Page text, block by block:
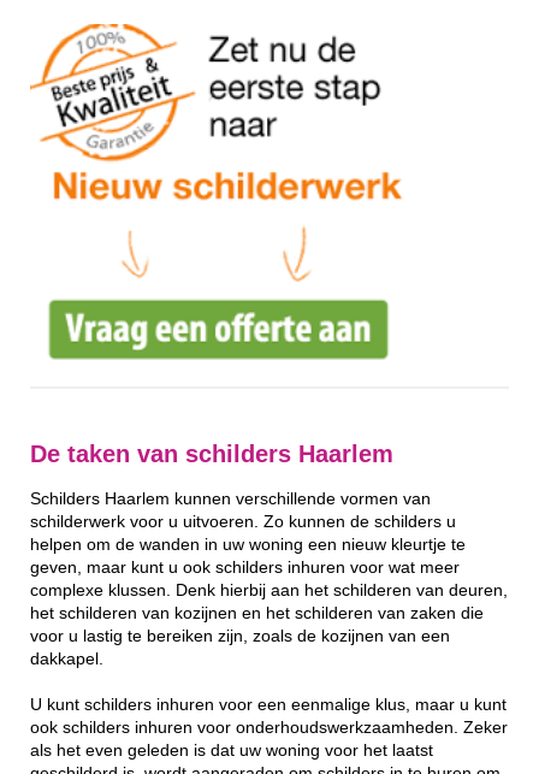
De taken van schilders Haarlem
Schilders Haarlem kunnen verschillende vormen van
schilderwerk voor u uitvoeren. Zo kunnen de schilders u
helpen om de wanden in uw woning een nieuw kleurtje te
geven, maar kunt u ook schilders inhuren voor wat meer
complexe klussen. Denk hierbij aan het schilderen van deuren,
het schilderen van kozijnen en het schilderen van zaken die
voor u lastig te bereiken zijn, zoals de kozijnen van een
dakkapel.
U kunt schilders inhuren voor een eenmalige klus, maar u kunt
ook schilders inhuren voor onderhoudswerkzaamheden. Zeker
als het even geleden is dat uw woning voor het laatst